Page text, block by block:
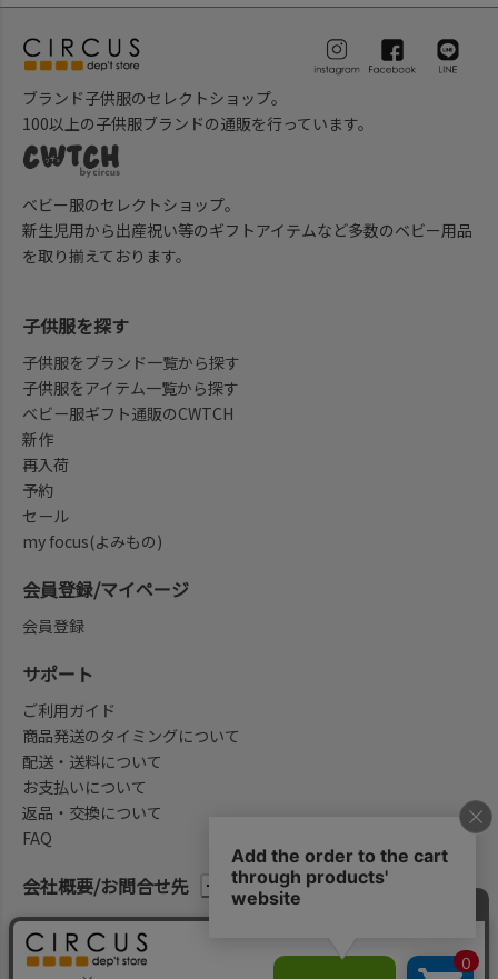
ブランド子供服のセレクトショップ。
100以上の子供服ブランドの通販を行っています。
ベビー服のセレクトショップ。
新生児用から出産祝い等のギフトアイテムなど多数のベビー用品
を取り揃えております。
会社概要/お問合せ先
子供服を探す
子供服をブランド一覧から探す
子供服をアイテム一覧から探す
ベビー服ギフト通販のCWTCH
新作
再入荷
予約
セール
my focus(よみもの)
会員登録/マイページ
会員登録
サポート
ご利用ガイド
商品発送のタイミングについて
配送・送料について
お支払いについて
返品・交換について
FAQ
法律に基づく表示 プライバシーポリシー